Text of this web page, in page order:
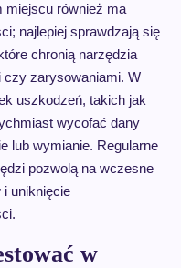
miejscu również ma
najlepiej sprawdzają się
chronią narzędzia
czy zarysowaniami. W
uszkodzeń, takich jak
wycofać dany
lub wymianie. Regularne
pozwolą na wczesne
uniknięcie
w